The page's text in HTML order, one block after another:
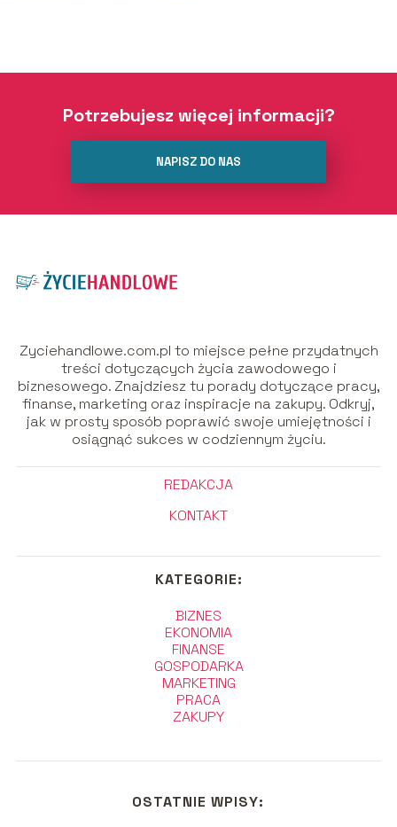
Potrzebujesz więcej informacji?
NAPISZ DO NAS
Zyciehandlowe.com.pl to miejsce pełne przydatnych
treści dotyczących życia zawodowego i
biznesowego. Znajdziesz tu porady dotyczące pracy,
finanse, marketing oraz inspiracje na zakupy. Odkryj,
jak w prosty sposób poprawić swoje umiejętności i
osiągnąć sukces w codziennym życiu.
REDAKCJA
KONTAKT
KATEGORIE:
BIZNES
EKONOMIA
FINANSE
GOSPODARKA
MARKETING
PRACA
ZAKUPY
OSTATNIE WPISY: